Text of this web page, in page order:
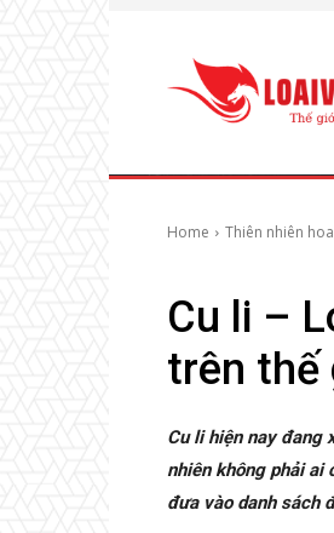
Home Thiên nhiên
Cu li –
trên thế
Cu li hiện nay đang
nhiên không phải ai
đưa vào danh sách